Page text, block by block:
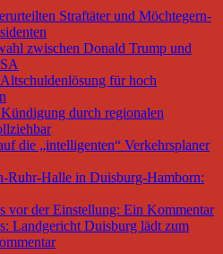
Straftäter und Möchtegern-
zwischen Donald Trump und
für hoch
durch regionalen
die „intelligenten“ Verkehrsplaner
Ruhr-Halle in Duisburg-Hamborn:
vor der Einstellung: Ein Kommentar
Landgericht Duisburg lädt zum